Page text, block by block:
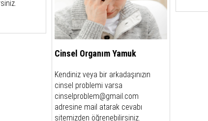
Cinsel Organım Yamuk
Kendiniz veya bir arkadaşınızın
cinsel problemi varsa
cinselproblem@gmail.com
adresine mail atarak cevabı
sitemizden öğrenebilirsiniz.